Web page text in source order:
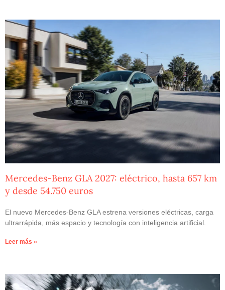
Mercedes-Benz GLA 2027: eléctrico, hasta 657 km
y desde 54.750 euros
El nuevo Mercedes-Benz GLA estrena versiones eléctricas, carga
ultrarrápida, más espacio y tecnología con inteligencia artificial.
Leer más »